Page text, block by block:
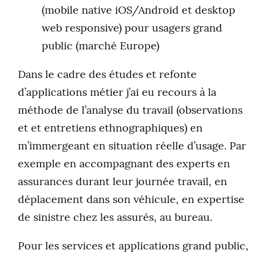
(mobile native iOS/Android et desktop
web responsive) pour usagers grand
public (marché Europe)
Dans le cadre des études et refonte
d’applications métier j’ai eu recours à la
méthode de l’analyse du travail (observations
et et entretiens ethnographiques) en
m’immergeant en situation réelle d’usage. Par
exemple en accompagnant des experts en
assurances durant leur journée travail, en
déplacement dans son véhicule, en expertise
de sinistre chez les assurés, au bureau.
Pour les services et applications grand public,